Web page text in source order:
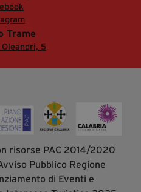
Trame
5
risorse PAC 2014/2020
Pubblico Regione
di Eventi e